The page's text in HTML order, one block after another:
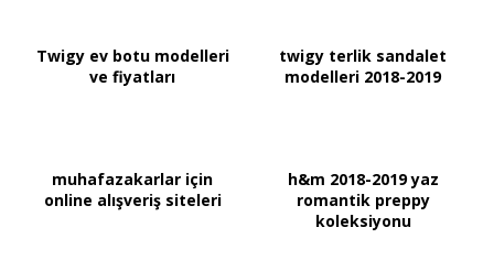
Twigy ev botu modelleri
ve fiyatları
twigy terlik sandalet
modelleri 2018-2019
muhafazakarlar için
online alışveriş siteleri
h&m 2018-2019 yaz
romantik preppy
koleksiyonu